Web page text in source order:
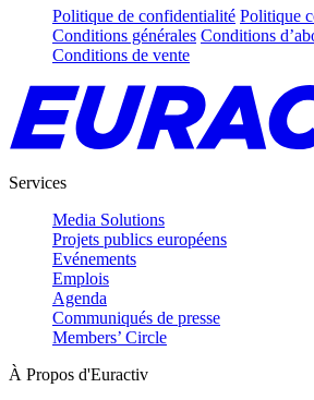
Politique de confidentialité Politique
Conditions générales Conditions
Conditions de vente
Services
Media Solutions
Projets publics européens
Evénements
Emplois
Agenda
Communiqués de presse
Members’ Circle
À Propos d'Euractiv